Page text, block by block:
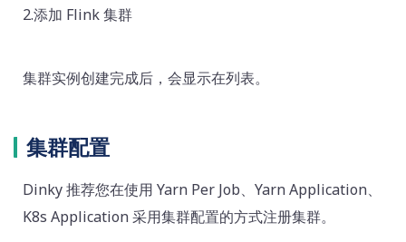
2.添加 Flink 集群
集群实例创建完成后，会显示在列表。
集群配置
Dinky 推荐您在使用 Yarn Per Job、Yarn Application、
K8s Application 采用集群配置的方式注册集群。